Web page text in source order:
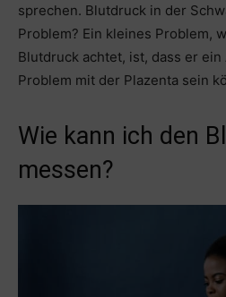
sprechen. Blutdruck in der
Problem? Ein kleines Problem,
Blutdruck achtet, ist, dass er
Problem mit der Plazenta sein
Wie kann ich den
messen?